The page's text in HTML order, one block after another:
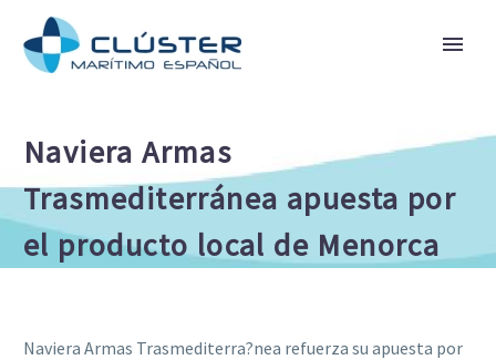
Naviera Armas
Trasmediterránea apuesta por
el producto local de Menorca
Naviera Armas Trasmediterra?nea refuerza su apuesta por